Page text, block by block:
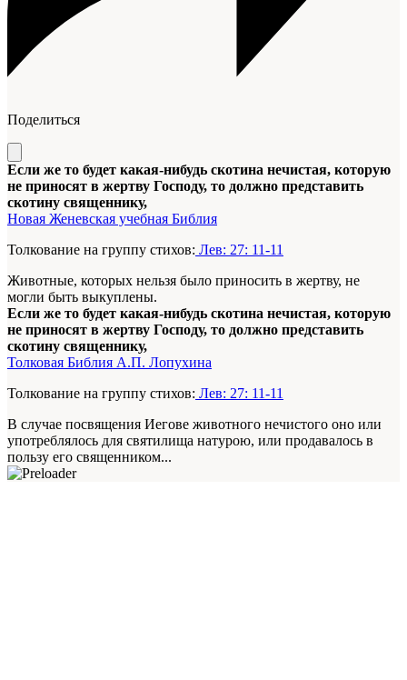
Поделиться
Если же то будет какая-нибудь скотина нечистая, которую
не приносят в жертву Господу, то должно представить
скотину священнику,
Новая Женевская учебная Библия
Толкование на группу стихов: Лев: 27: 11-11
Животные, которых нельзя было приносить в жертву, не
могли быть выкуплены.
Если же то будет какая-нибудь скотина нечистая, которую
не приносят в жертву Господу, то должно представить
скотину священнику,
Толковая Библия А.П. Лопухина
Толкование на группу стихов: Лев: 27: 11-11
В случае посвящения Иегове животного нечистого оно или
употреблялось для святилища натурою, или продавалось в
пользу его священником...